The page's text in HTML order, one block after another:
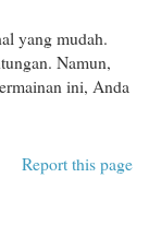
yang mudah.
Namun,
ini, Anda
Report this page